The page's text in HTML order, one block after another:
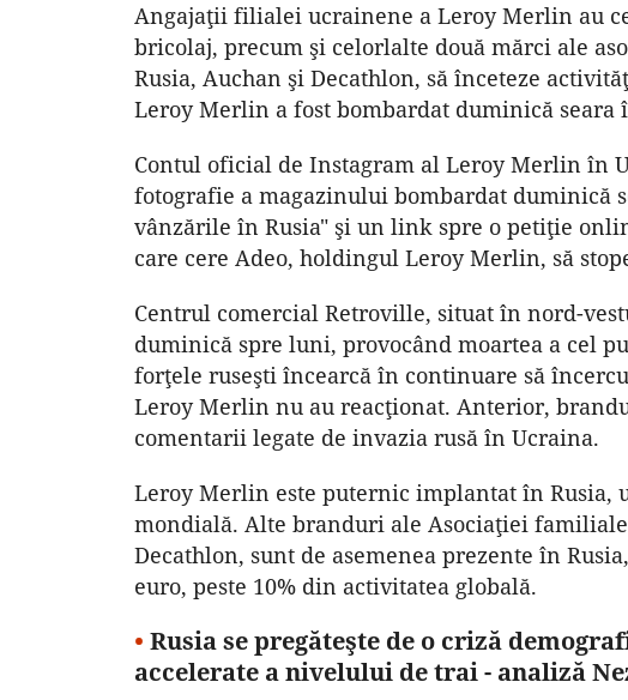
Angajaţii filialei ucrainene a Leroy Merlin au
bricolaj, precum şi celorlalte două mărci ale
Rusia, Auchan şi Decathlon, să înceteze
Leroy Merlin a fost bombardat duminică seara
Contul oficial de Instagram al Leroy Merlin în
fotografie a magazinului bombardat duminică
vânzările în Rusia" şi un link spre o petiţie
care cere Adeo, holdingul Leroy Merlin, să
Centrul comercial Retroville, situat în nord-
duminică spre luni, provocând moartea a cel
forţele ruseşti încearcă în continuare să
Leroy Merlin nu au reacţionat. Anterior,
comentarii legate de invazia rusă în Ucraina.
Leroy Merlin este puternic implantat în Rusia,
mondială. Alte branduri ale Asociaţiei
Decathlon, sunt de asemenea prezente în
euro, peste 10% din activitatea globală.
• Rusia se pregăteşte de o criză
accelerate a nivelului de trai - analiză